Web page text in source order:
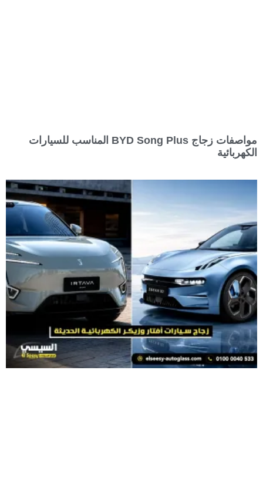
مواصفات زجاج BYD Song Plus المناسب للسيارات
الكهربائية